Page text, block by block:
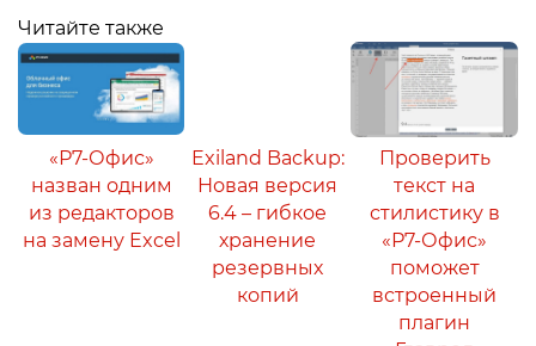
Читайте также
«Р7-Офис»
назван одним
из редакторов
на замену Excel
Exiland Backup:
Новая версия
6.4 – гибкое
хранение
резервных
копий
Проверить
текст на
стилистику в
«Р7-Офис»
поможет
встроенный
плагин